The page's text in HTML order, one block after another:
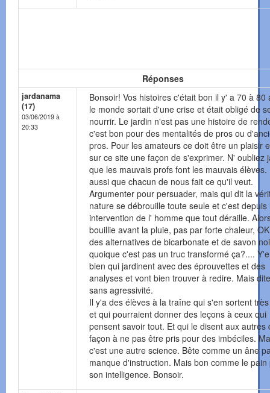
Réponses
jardanama
(17)
03/06/2019 à
20:33
Bonsoir! Vos histoires c'était bon il y' a 70 à 80
le monde sortait d'une crise et était obligé de
nourrir. Le jardin n'est pas une histoire de
c'est bon pour des mentalités de pros ou
pros. Pour les amateurs ce doit être un plaisir
sur ce site une façon de s'exprimer. N' oubliez
que les mauvais profs font les mauvais élèves.
aussi que chacun de nous fait ce qu'il veut.
Argumenter pour persuader, mais qui dit la
nature se débrouille toute seule et c'est depuis
intervention de l' homme que tout déraille.
bouillie avant la pluie, pas par forte chaleur,
des alternatives de bicarbonate et de savon
quoique c'est pas un truc transformé ça?....
bien qui jardinent avec des éprouvettes et des
analyses et vont bien trouver à redire. Mais
sans agressivité.
Il y'a des élèves à la traîne qui s'en sortent
et qui pourraient donner des leçons à ceux qui
pensent savoir tout. Et qui le disent aux autres
façon à ne pas être pris pour des imbéciles.
c'est une autre science. Bête comme un âne
manque d'instruction. Mais bon comme le pain
son intelligence. Bonsoir.